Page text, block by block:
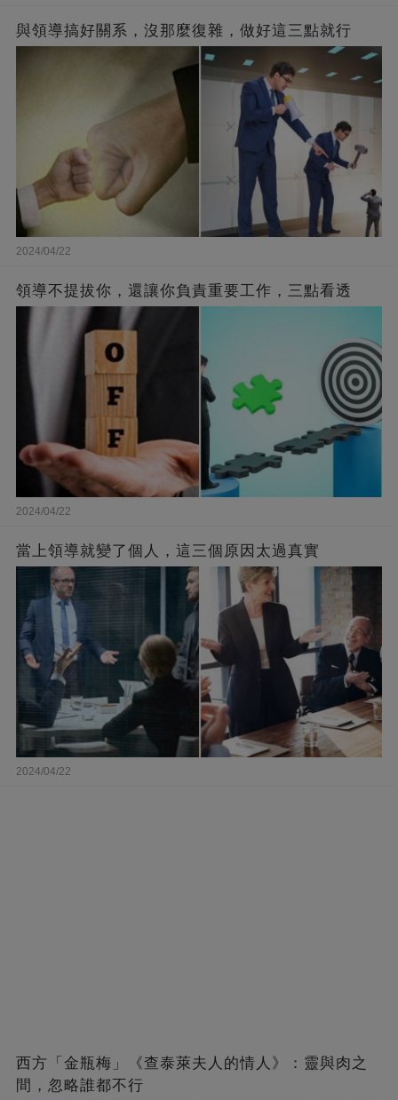
與領導搞好關系，沒那麼復雜，做好這三點就行
2024/04/22
領導不提拔你，還讓你負責重要工作，三點看透
2024/04/22
當上領導就變了個人，這三個原因太過真實
2024/04/22
西方「金瓶梅」《查泰萊夫人的情人》：靈與肉之
間，忽略誰都不行